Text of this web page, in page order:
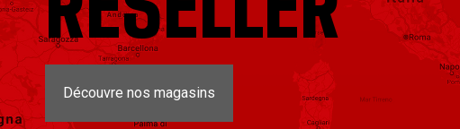
Découvre nos magasins